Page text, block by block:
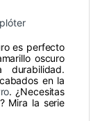
es perfecto
oscuro
en la
. ¿Necesitas
Mira la serie